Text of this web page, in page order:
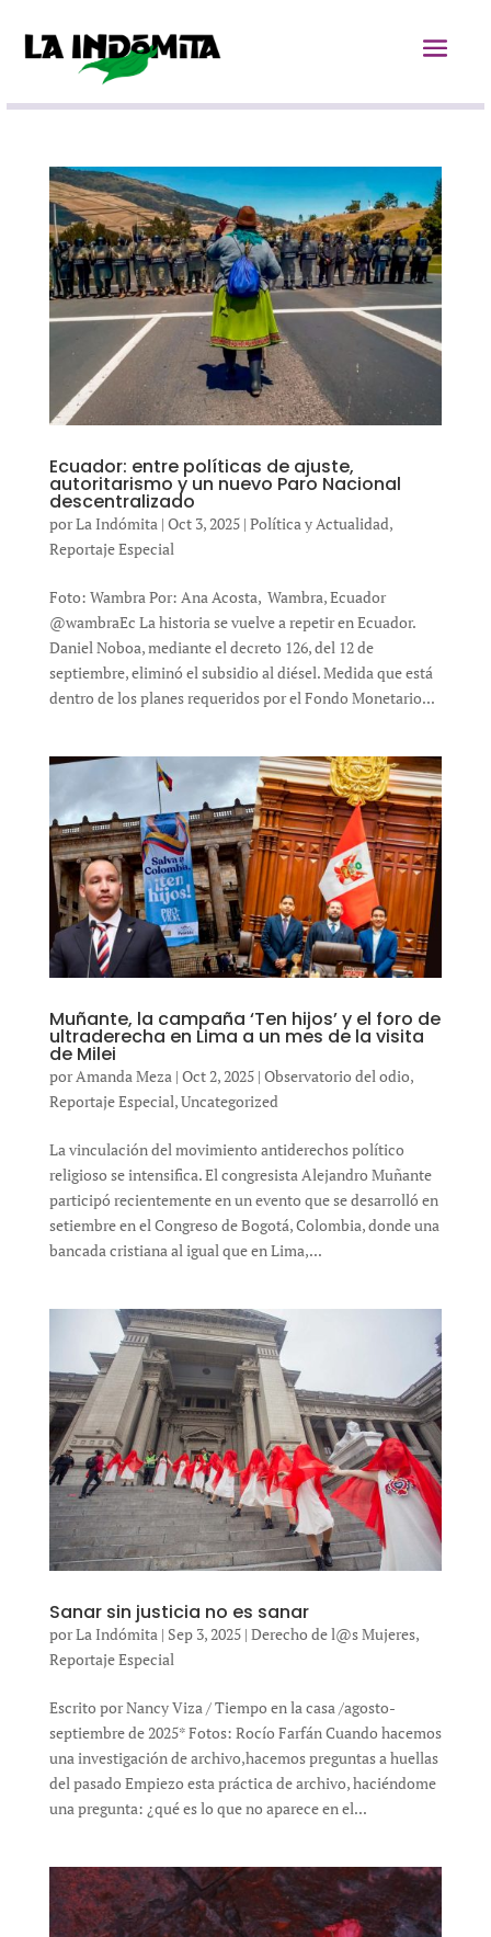
Ecuador: entre políticas de ajuste,
autoritarismo y un nuevo Paro Nacional
descentralizado
porLa Indómita| Oct 3, 2025| Política y Actualidad,
Reportaje Especial
Foto: Wambra Por: Ana Acosta, Wambra, Ecuador
@wambraEc La historia se vuelve a repetir en Ecuador.
Daniel Noboa, mediante el decreto 126, del 12 de
septiembre, eliminó el subsidio al diésel. Medida que está
dentro de los planes requeridos por el Fondo Monetario...
Muñante, la campaña ‘Ten hijos’ y el foro de
ultraderecha en Lima a un mes de la visita
de Milei
porAmanda Meza| Oct 2, 2025| Observatorio del odio,
Reportaje Especial,Uncategorized
La vinculación del movimiento antiderechos político
religioso se intensifica. El congresista Alejandro Muñante
participó recientemente en un evento que se desarrolló en
setiembre en el Congreso de Bogotá, Colombia, donde una
bancada cristiana al igual que en Lima,...
Sanar sin justicia no es sanar
porLa Indómita| Sep 3, 2025| Derecho de l@s Mujeres,
Reportaje Especial
Escrito por Nancy Viza / Tiempo en la casa /agosto-
septiembre de 2025* Fotos: Rocío Farfán Cuando hacemos
una investigación de archivo,hacemos preguntas a huellas
del pasado Empiezo esta práctica de archivo, haciéndome
una pregunta: ¿qué es lo que no aparece en el...